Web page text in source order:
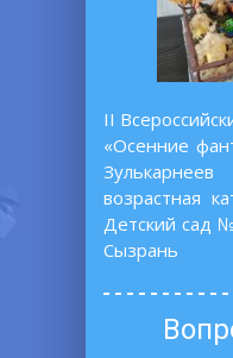
II
«Осенние
возрастная
Детский сад
Сызрань